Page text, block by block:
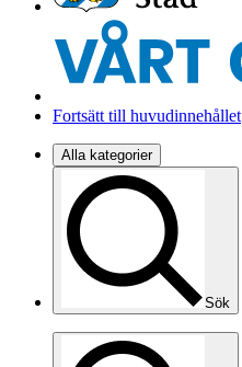
Fortsätt till huvudinnehållet
Alla kategorier
Sök